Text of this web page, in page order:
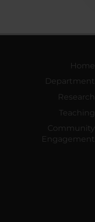
Home
Department
Research
Teaching
Community
Engagement